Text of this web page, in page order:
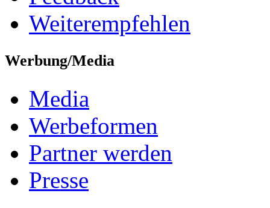
Weiterempfehlen
Werbung/Media
Media
Werbeformen
Partner werden
Presse